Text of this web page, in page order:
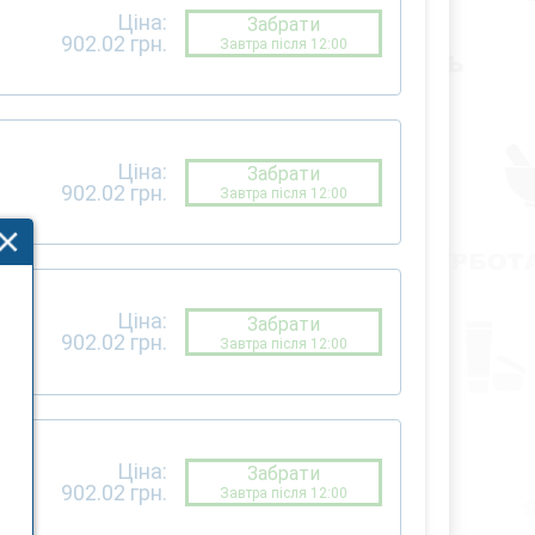
Ціна:
902.02 грн.
Забрати
Завтра після 12:00
Ціна:
902.02 грн.
Забрати
Завтра після 12:00
Ціна:
902.02 грн.
Забрати
Завтра після 12:00
Ціна:
902.02 грн.
Забрати
Завтра після 12:00